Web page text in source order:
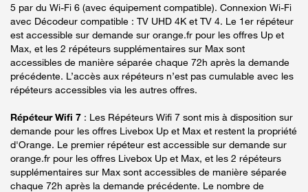
5 par du Wi-Fi 6 (avec équipement compatible). Connexion Wi-Fi
avec Décodeur compatible : TV UHD 4K et TV 4. Le 1er répéteur
est accessible sur demande sur orange.fr pour les offres Up et
Max, et les 2 répéteurs supplémentaires sur Max sont
accessibles de manière séparée chaque 72h après la demande
précédente. L’accès aux répéteurs n’est pas cumulable avec les
répéteurs accessibles via les autres offres.
Répéteur Wifi 7 : Les Répéteurs Wifi 7 sont mis à disposition sur
demande pour les offres Livebox Up et Max et restent la propriété
d'Orange. Le premier répéteur est accessible sur demande sur
orange.fr pour les offres Livebox Up et Max, et les 2 répéteurs
supplémentaires sur Max sont accessibles de manière séparée
chaque 72h après la demande précédente. Le nombre de